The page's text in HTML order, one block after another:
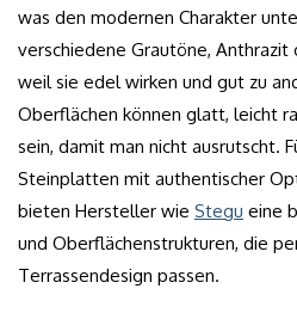
was den modernen Charakter
verschiedene Grautöne, Anthrazit
weil sie edel wirken und gut zu
Oberflächen können glatt, leicht
sein, damit man nicht ausrutscht.
Steinplatten mit authentischer
bieten Hersteller wie Stegu eine
und Oberflächenstrukturen, die
Terrassendesign passen.